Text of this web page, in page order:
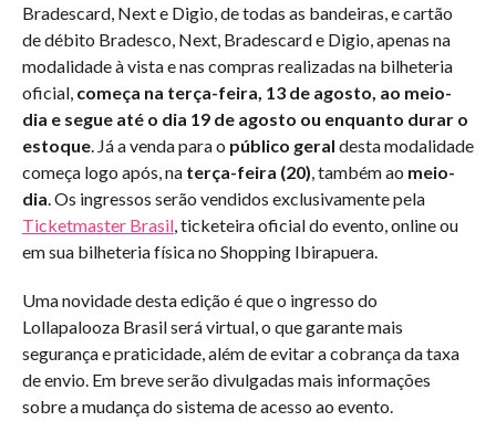
Bradescard, Next e Digio, de todas as bandeiras, e cartão
de débito Bradesco, Next, Bradescard e Digio, apenas na
modalidade à vista e nas compras realizadas na bilheteria
oficial, começa na terça-feira, 13 de agosto, ao meio-
dia e segue até o dia 19 de agosto ou enquanto durar o
estoque . Já a venda para o público geral desta modalidade
começa logo após, na terça-feira (20) , também ao meio-
dia . Os ingressos serão vendidos exclusivamente pela
Ticketmaster Brasil , ticketeira oficial do evento, online ou
em sua bilheteria física no Shopping Ibirapuera.
Uma novidade desta edição é que o ingresso do
Lollapalooza Brasil será virtual, o que garante mais
segurança e praticidade, além de evitar a cobrança da taxa
de envio. Em breve serão divulgadas mais informações
sobre a mudança do sistema de acesso ao evento.